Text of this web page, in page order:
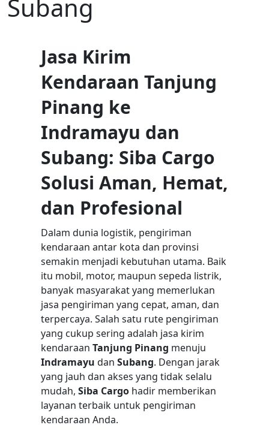
Subang
Jasa Kirim
Kendaraan Tanjung
Pinang ke
Indramayu dan
Subang: Siba Cargo
Solusi Aman, Hemat,
dan Profesional
Dalam dunia logistik, pengiriman
kendaraan antar kota dan provinsi
semakin menjadi kebutuhan utama. Baik
itu mobil, motor, maupun sepeda listrik,
banyak masyarakat yang memerlukan
jasa pengiriman yang cepat, aman, dan
terpercaya. Salah satu rute pengiriman
yang cukup sering adalah jasa kirim
kendaraan Tanjung Pinang menuju
Indramayu dan Subang. Dengan jarak
yang jauh dan akses yang tidak selalu
mudah, Siba Cargo hadir memberikan
layanan terbaik untuk pengiriman
kendaraan Anda.